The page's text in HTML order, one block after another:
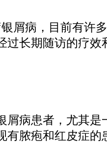
屑病，目前有许
过长期随访的疗效
屑病患者，尤其是
有脓疱和红皮症的